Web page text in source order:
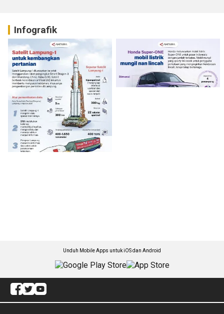
Infografik
Unduh Mobile Apps untuk iOS dan Android